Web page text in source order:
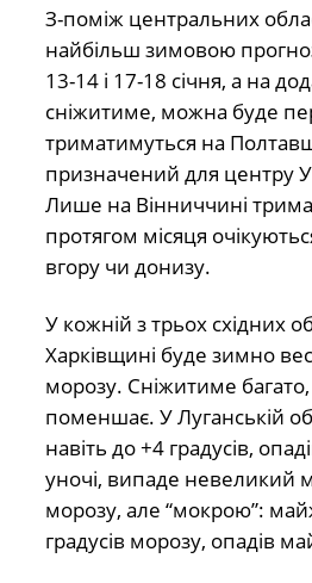
З-поміж центральних
найбільш зимовою
13-14 і 17-18 січня, а на
сніжитиме, можна буде
триматимуться на
призначений для центру
Лише на Вінниччині
протягом місяця
вгору чи донизу.
У кожній з трьох східних
Харківщині буде зимно
морозу. Сніжитиме багато,
поменшає. У Луганській
навіть до +4 градусів,
уночі, випаде невеликий
морозу, але “мокрою”:
градусів морозу, опадів